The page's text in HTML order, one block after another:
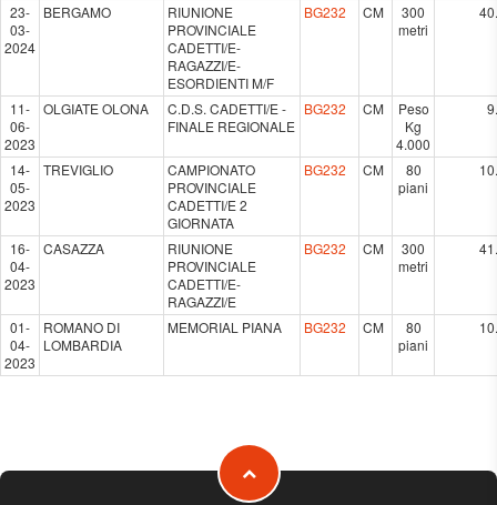
23-
03-
2024
BERGAMO
RIUNIONE
PROVINCIALE
CADETTI/E-
RAGAZZI/E-
ESORDIENTI M/F
BG232 CM
300
metri
11-
06-
2023
OLGIATE OLONA
C.D.S. CADETTI/E -
FINALE REGIONALE
BG232 CM
Peso
Kg
4.000
14-
05-
2023
TREVIGLIO
CAMPIONATO
PROVINCIALE
CADETTI/E 2
GIORNATA
BG232 CM
80
piani
16-
04-
2023
CASAZZA
RIUNIONE
PROVINCIALE
CADETTI/E-
RAGAZZI/E
BG232 CM
300
metri
01-
04-
2023
ROMANO DI
LOMBARDIA
MEMORIAL PIANA BG232 CM
80
piani